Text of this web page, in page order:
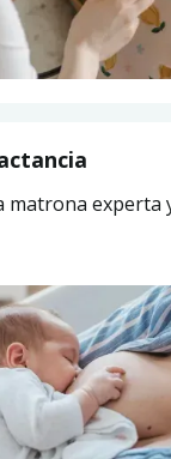
matrona experta